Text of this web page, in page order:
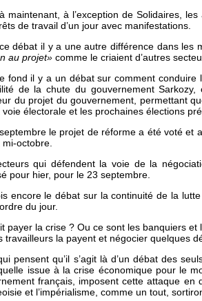
maintenant, à l’exception de Solidaires,
de travail d’un jour avec manifestations.
débat il y a une autre différence dans les
au projet» comme le criaient d’autres
fond il y a un débat sur comment
de la chute du gouvernement
du projet du gouvernement, permettant
voie électorale et les prochaines élections
le projet de réforme a été voté et
octobre.
qui défendent la voie de la
pour hier, pour le 23 septembre.
encore le débat sur la continuité de la
du jour.
payer la crise ? Ou ce sont les banquiers
travailleurs la payent et négocier quelques
pensent qu’il s’agit là d’un débat des
issue à la crise économique pour le
français, imposent cette attaque
et l’impérialisme, comme un tout,